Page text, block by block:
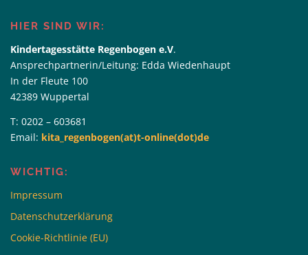
HIER SIND WIR:
Kindertagesstätte Regenbogen e.V.
Ansprechpartnerin/Leitung: Edda Wiedenhaupt
In der Fleute 100
42389 Wuppertal
T: 0202 – 603681
Email: kita_regenbogen(at)t-online(dot)de
WICHTIG:
Impressum
Datenschutzerklärung
Cookie-Richtlinie (EU)